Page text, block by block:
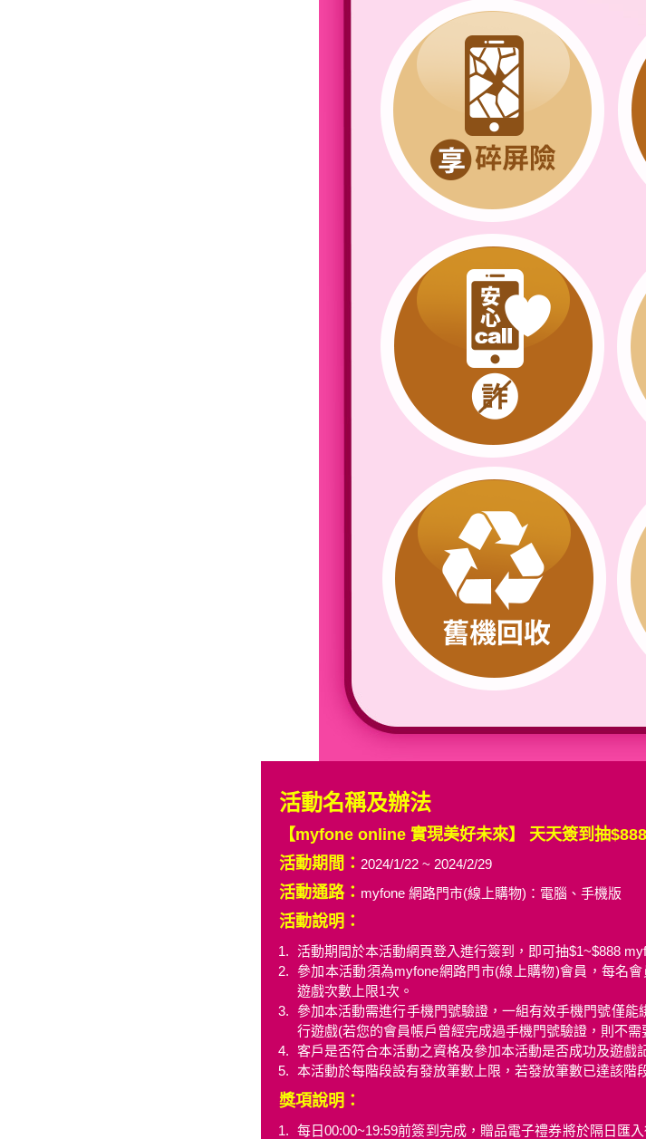
活動名稱及辦法
【myfone online 實現美好未來】 天天簽到抽
活動期間： 2024/1/22 ~ 2024/2/29
活動通路： myfone 網路門市(線上購物)：電腦、手機版
活動說明：
活動期間於本活動網頁登入進行簽到，即可抽$1~$888
參加本活動須為myfone網路門市(線上購物)會員，每名
遊戲次數上限1次。
參加本活動需進行手機門號驗證，一組有效手機門號僅
行遊戲(若您的會員帳戶曾經完成過手機門號驗證，則不需
客戶是否符合本活動之資格及參加本活動是否成功及遊戲
本活動於每階段設有發放筆數上限，若發放筆數已達該階
獎項說明：
每日00:00~19:59前簽到完成，贈品電子禮券將於隔日匯